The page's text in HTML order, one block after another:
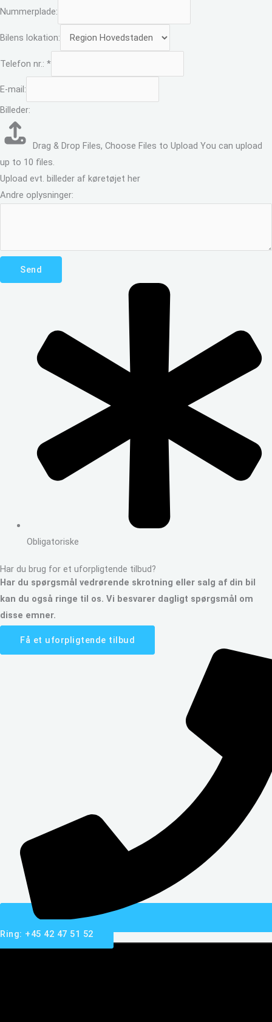
Nummerplade:
Bilens lokation:
Telefon nr.: *
E-mail:
Billeder:
Drag & Drop Files, Choose Files to Upload You can upload
up to 10 files.
Upload evt. billeder af køretøjet her
Andre oplysninger:
Send
Obligatoriske
Har du brug for et uforpligtende tilbud?
Har du spørgsmål vedrørende skrotning eller salg af din bil
kan du også ringe til os. Vi besvarer dagligt spørgsmål om
disse emner.
Få et uforpligtende tilbud
Ring: +45 42 47 51 52